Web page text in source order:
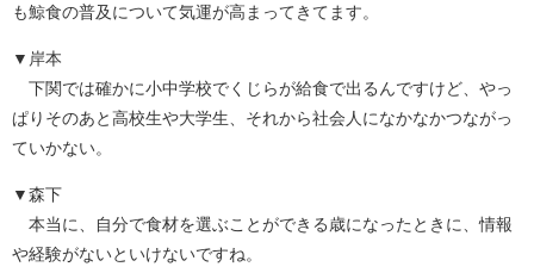
も鯨食の普及について気運が高まってきてます。
▼岸本
下関では確かに小中学校でくじらが給食で出るんですけど、やっ
ぱりそのあと高校生や大学生、それから社会人になかなかつながっ
ていかない。
▼森下
本当に、自分で食材を選ぶことができる歳になったときに、情報
や経験がないといけないですね。